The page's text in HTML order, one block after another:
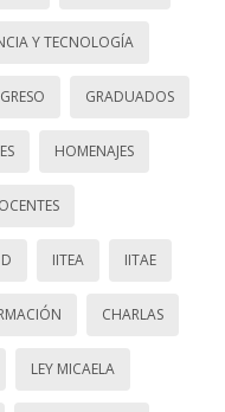
Y TECNOLOGÍA
GRADUADOS
HOMENAJES
IITEA IITAE
CHARLAS
LEY MICAELA